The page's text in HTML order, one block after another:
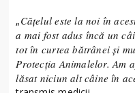
„Cățelul este la noi în
a mai fost adus încă un
tot în curtea bătrânei și
Protecția Animalelor. Am
lăsat niciun alt câine în